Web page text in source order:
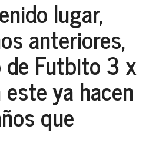
lugar,
anteriores,
de Futbito 3 x
ya hacen
que